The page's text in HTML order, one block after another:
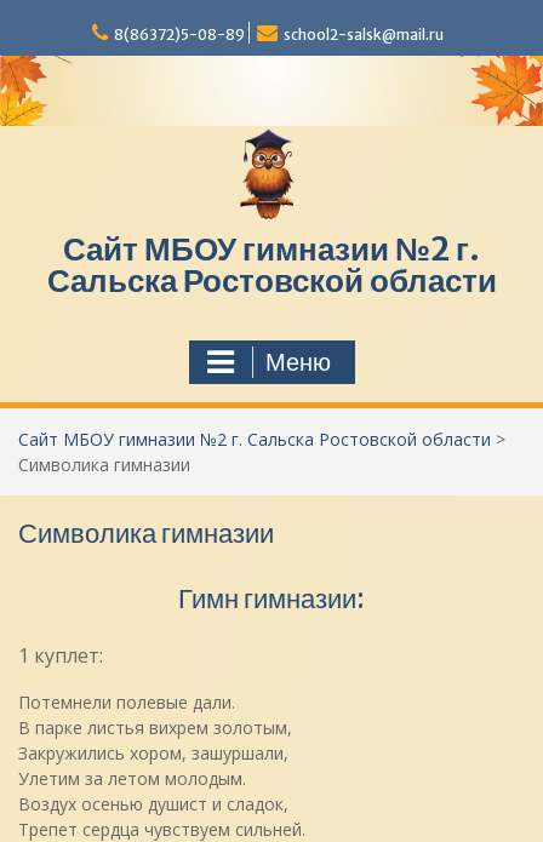
р
е
й
8(86372)5-08-89 school2-salsk@mail.ru
Сайт МБОУ гимназии №2 г.
Сальска Ростовской области
Меню
Сайт МБОУ гимназии №2 г. Сальска Ростовской области >
Символика гимназии
Символика гимназии
Гимн гимназии:
1 куплет:
Потемнели полевые дали.
В парке листья вихрем золотым,
Закружились хором, зашуршали,
Улетим за летом молодым.
Воздух осенью душист и сладок,
Трепет сердца чувствуем сильней.